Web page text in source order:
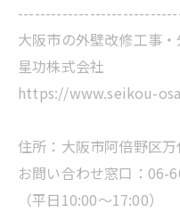
大阪市の外壁改修工事
星功株式会社
https://www.seikou-
住所：大阪市阿倍野区
お問い合わせ窓口：06-
（平日10:00～17:00）